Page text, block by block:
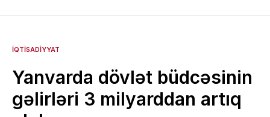
İQTISADIYYAT
Yanvarda dövlət büdcəsinin
gəlirləri 3 milyarddan artıq